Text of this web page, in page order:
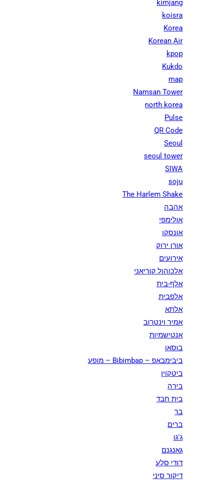
kimjang
koisra
Korea
Korean Air
kpop
Kukdo
map
Namsan Tower
north korea
Pulse
QR Code
Seoul
seoul tower
SIWA
soju
The Harlem Shake
אהבה
אולימפי
אונסקו
אורן ירוק
אירועים
אלכוהול קוריאני
אלף-בית
אלפבית
אלתא
אמיר וינטרוב
אנטישמיות
בוסאן
ביבימבאפ – Bibimbap – מופע
ביטקוין
בירה
בית חבד
בר
ברים
ג'גו
גאנגנם
דודי סלע
דיקור סיני